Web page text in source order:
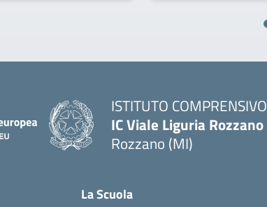
ISTITUTO COMPRENSIVO
IC Viale Liguria Rozzano
Rozzano (MI)
La Scuola